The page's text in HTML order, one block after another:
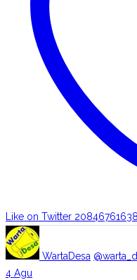
Like on Twitter
WartaDesa
4 Agu